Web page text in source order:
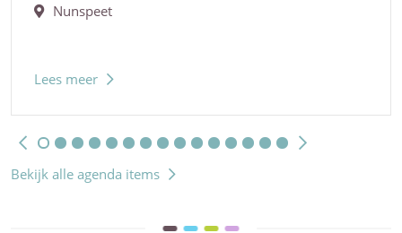
Nunspeet
Lees meer
Bekijk alle agenda items